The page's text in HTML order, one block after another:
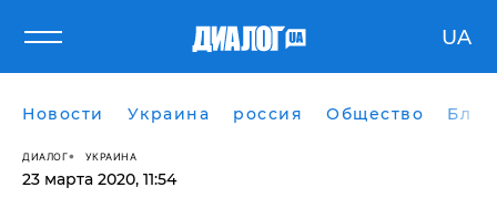
UA
Новости Украина россия Общество
ДИАЛОГ УКРАИНА
23 марта 2020, 11:54